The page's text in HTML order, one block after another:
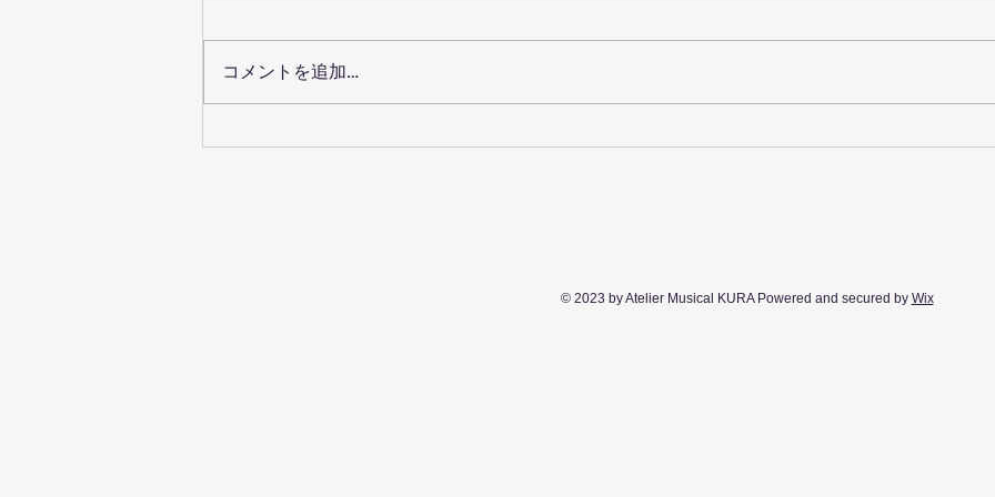
まってきました！ 音楽工房くら
企画演奏会 〈モーツァルト レク
マーガレット賞を受賞！
コメントを追加…
© 2023 by Atelier Musical KURA Powered and secured by Wix